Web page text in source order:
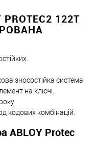
122T
зносостійка система
на ключі.
кодових комбінацій.
ABLOY Protec